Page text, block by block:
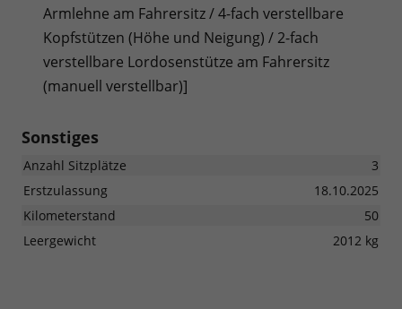
Armlehne am Fahrersitz / 4-fach verstellbare
Kopfstützen (Höhe und Neigung) / 2-fach
verstellbare Lordosenstütze am Fahrersitz
(manuell verstellbar)]
Sonstiges
Anzahl Sitzplätze
3
Erstzulassung
18.10.2025
Kilometerstand
50
Leergewicht
2012 kg